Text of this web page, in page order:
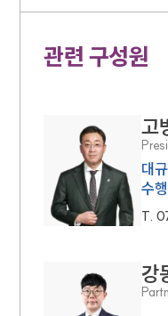
관련 구성원
고
대
수
T.
강